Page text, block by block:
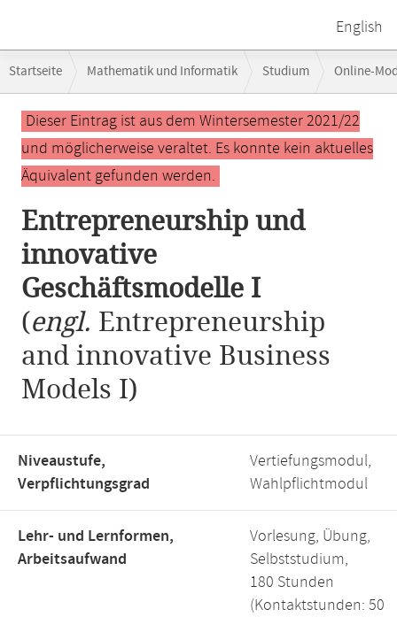
English
Navigation
Startseite Mathematik und Informatik Studium Online-
Entrepreneurship und innovative Geschäftsmodelle I
Hauptinhalt
Dieser Eintrag ist aus dem Wintersemester 2021/22
und möglicherweise veraltet. Es konnte kein aktuelles
Äquivalent gefunden werden.
Entrepreneurship und
innovative
Geschäftsmodelle I
(engl. Entrepreneurship
and innovative Business
Models I)
Niveaustufe,
Verpflichtungsgrad
Vertiefungsmodul,
Wahlpflichtmodul
Lehr- und Lernformen,
Arbeitsaufwand
Vorlesung, Übung,
Selbststudium,
180 Stunden
(Kontaktstunden: 50